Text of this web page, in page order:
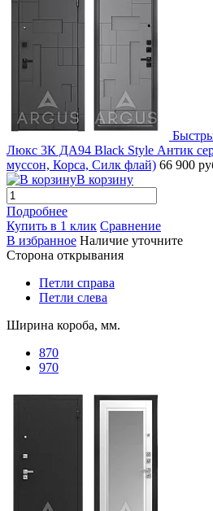
Люкс 3К ДА94 Black Style Антик
муссон, Корса, Силк флай) 66 900
В корзину
Подробнее
Купить в 1 клик Сравнение
В избранное Наличие уточните
Сторона открывания
Петли справа
Петли слева
Ширина короба, мм.
870
970